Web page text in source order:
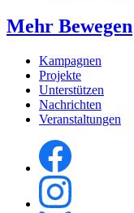
Mehr Bewegen
Kampagnen
Projekte
Unterstützen
Nachrichten
Veranstaltungen